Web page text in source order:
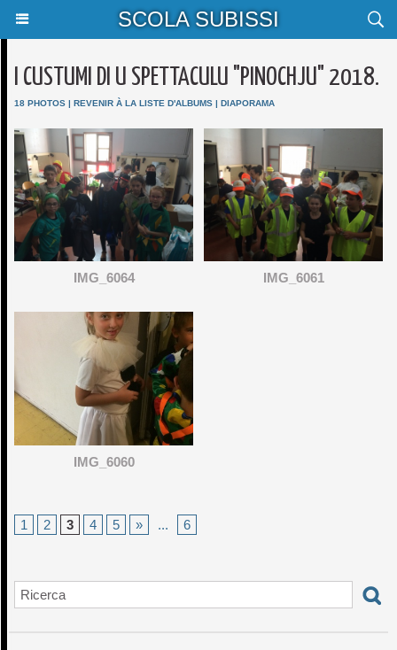
SCOLA SUBISSI
I CUSTUMI DI U SPETTACULU "PINOCHJU" 2018.
18 PHOTOS | REVENIR À LA LISTE D'ALBUMS | DIAPORAMA
IMG_6064 IMG_6061
IMG_6060
1 2 3 4 5 » ... 6